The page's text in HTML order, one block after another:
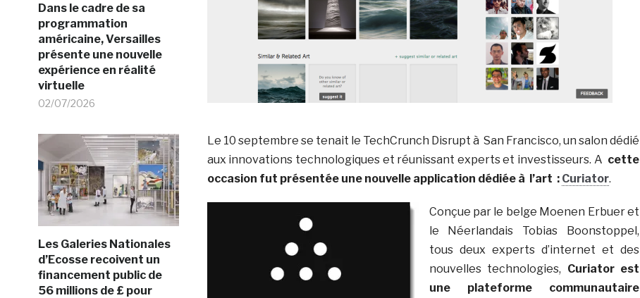
Dans le cadre de sa
programmation
américaine, Versailles
présente une nouvelle
expérience en réalité
virtuelle
02/07/2026
Les Galeries Nationales
d’Ecosse recoivent un
financement public de
56 millions de £ pour
Le 10 septembre se tenait le TechCrunch Disrupt à San Francisco, un salon dédié
aux innovations technologiques et réunissant experts et investisseurs. A cette
occasion fut présentée une nouvelle application dédiée à l’art : Curiator.
Conçue par le belge Moenen Erbuer et
le Néerlandais Tobias Boonstoppel,
tous deux experts d’internet et des
nouvelles technologies, Curiator est
une plateforme communautaire